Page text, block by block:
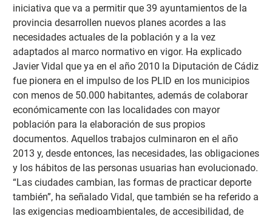
iniciativa que va a permitir que 39 ayuntamientos de la
provincia desarrollen nuevos planes acordes a las
necesidades actuales de la población y a la vez
adaptados al marco normativo en vigor. Ha explicado
Javier Vidal que ya en el año 2010 la Diputación de Cádiz
fue pionera en el impulso de los PLID en los municipios
con menos de 50.000 habitantes, además de colaborar
económicamente con las localidades con mayor
población para la elaboración de sus propios
documentos. Aquellos trabajos culminaron en el año
2013 y, desde entonces, las necesidades, las obligaciones
y los hábitos de las personas usuarias han evolucionado.
“Las ciudades cambian, las formas de practicar deporte
también”, ha señalado Vidal, que también se ha referido a
las exigencias medioambientales, de accesibilidad, de